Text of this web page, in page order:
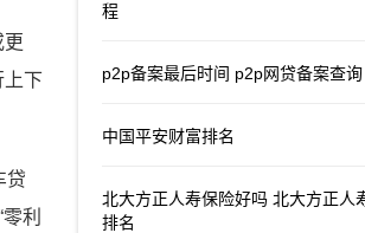
上下
贷
利
程
p2p备案最后时间 p2p网贷备案查询
中国平安财富排名
北大方正人寿保险好吗 北大方正人
排名